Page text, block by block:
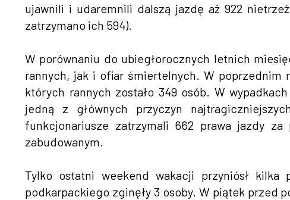
ujawnili i udaremnili dalszą jazdę aż 922
zatrzymano ich 594).
W porównaniu do ubiegłorocznych letnich
rannych, jak i ofiar śmiertelnych. W poprzednim
których rannych zostało 349 osób. W
jedną z głównych przyczyn
funkcjonariusze zatrzymali 662 prawa jazdy
zabudowanym.
Tylko ostatni weekend wakacji przyniósł kilka
podkarpackiego zginęły 3 osoby. W piątek przed